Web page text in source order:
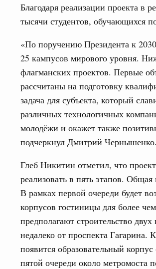
Благодаря реализации проекта в
тысячи студентов, обучающихся
«По поручению Президента к
25 кампусов мирового уровня.
флагманских проектов. Первые
рассчитаны на подготовку
задача для субъекта, который
различных технологичных
молодёжи и окажет также
подчеркнул Дмитрий
Глеб Никитин отметил, что
реализовать в пять этапов.
В рамках первой очереди будет
корпусов гостиницы для более
предполагают строительство
недалеко от проспекта Гагарина.
появится образовательный
пятой очереди около метромоста
Общие вопросы промышленной политики
посетил Ярославскую
Бюджеты субъектов Федерации.
15 объектов
построили и обновили
кредитам
Синхронизация
поддержки сельских
Экономика городов. Городская среда
«Единый заказчик»
и реконструкцию более
Чрезвычайные ситуации и ликвидация их
провёл заседание